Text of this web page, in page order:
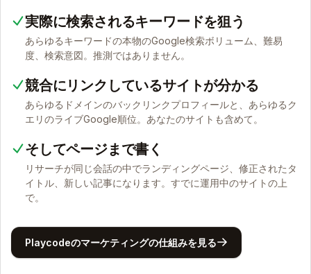
実際に検索されるキーワードを狙う
あらゆるキーワードの本物のGoogle検索ボリューム、難易
度、検索意図。推測ではありません。
競合にリンクしているサイトが分かる
あらゆるドメインのバックリンクプロフィールと、あらゆるク
エリのライブGoogle順位。あなたのサイトも含めて。
そしてページまで書く
リサーチが同じ会話の中でランディングページ、修正されたタ
イトル、新しい記事になります。すでに運用中のサイトの上
で。
Playcodeのマーケティングの仕組みを見る